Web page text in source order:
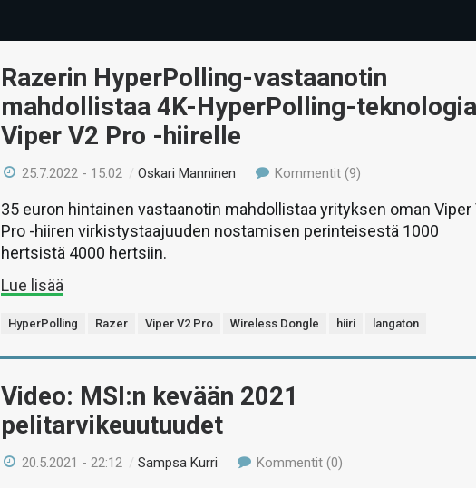
Razerin HyperPolling-vastaanotin
mahdollistaa 4K-HyperPolling-
Viper V2 Pro -hiirelle
25.7.2022 - 15:02 /Oskari Manninen Kommentit (9)
35 euron hintainen vastaanotin mahdollistaa yrityksen oman Viper
Pro -hiiren virkistystaajuuden nostamisen perinteisestä 1000
hertsistä 4000 hertsiin.
Lue lisää
HyperPolling Razer Viper V2 Pro Wireless Dongle hiiri langaton
Video: MSI:n kevään 2021
pelitarvikeuutuudet
20.5.2021 - 22:12 /Sampsa Kurri Kommentit (0)